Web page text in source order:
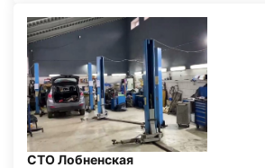
СТО Лобненская